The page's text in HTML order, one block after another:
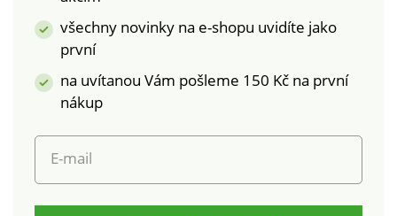
všechny novinky na e-shopu uvidíte jako
první
na uvítanou Vám pošleme 150 Kč na první
nákup
E-mail